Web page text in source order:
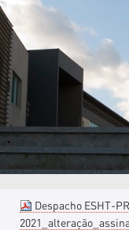
Despacho ESHT-